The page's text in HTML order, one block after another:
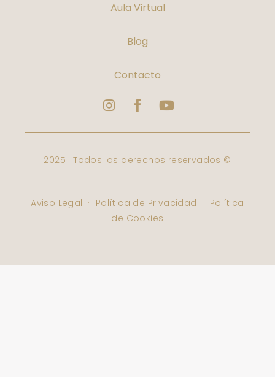
Aula Virtual
Blog
Contacto
Instagram
Logo
Facebook
Youtube
2025 · Todos los derechos reservados ©
Aviso Legal · Política de Privacidad · Política
de Cookies